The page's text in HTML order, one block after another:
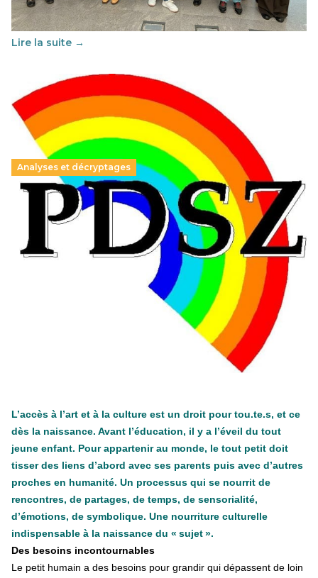
soutenu par l'union Européenne et centré sur l'éducation
au vivre-ensemble : quelles différences entre la France…
Lire la suite →
Analyses et décryptages
Hongrie : du changement pour les politiques
éducatives, aussi !
25 juin 2026
En Hongrie, le conservateur Peter Magyar et son parti
Tisza "Respect et liberté" ont remporté une large victoire,
contre le premier ministre sortant, Viktor Orban,…
L’accès à l’art et à la culture est un droit pour tou.te.s, et ce
dès la naissance. Avant l’éducation, il y a l’éveil du tout
jeune enfant. Pour appartenir au monde, le tout petit doit
tisser des liens d’abord avec ses parents puis avec d’autres
proches en humanité. Un processus qui se nourrit de
rencontres, de partages, de temps, de sensorialité,
d’émotions, de symbolique. Une nourriture culturelle
indispensable à la naissance du « sujet ».
Des besoins incontournables
Le petit humain a des besoins pour grandir qui dépassent de loin